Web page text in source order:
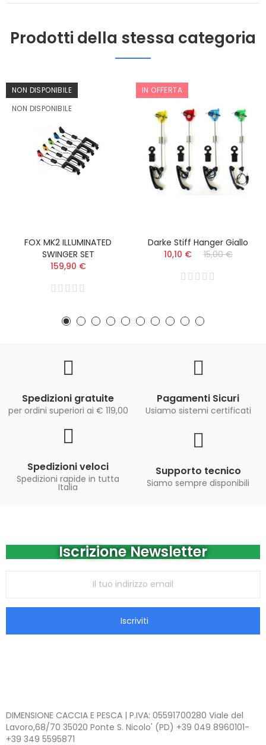
Prodotti della stessa categoria
NON DISPONIBILE
NON DISPONIBILE
FOX MK2 ILLUMINATED
SWINGER SET
159,90 €
IN OFFERTA
Darke Stiff Hanger Giallo
10,10 €
15,00 €
Spedizioni gratuite
per ordini superiori ai € 119,00
Pagamenti Sicuri
Usiamo sistemi certificati
Spedizioni veloci
Spedizioni rapide in tutta
Italia
Supporto tecnico
Siamo sempre disponibili
Iscrizione Newsletter
Iscriviti
DIMENSIONE CACCIA E PESCA | P.IVA: 05591700280 Viale del
Lavoro,68/70 35020 Ponte S. Nicolo' (PD) +39 049 8960101-
+39 349 5595871